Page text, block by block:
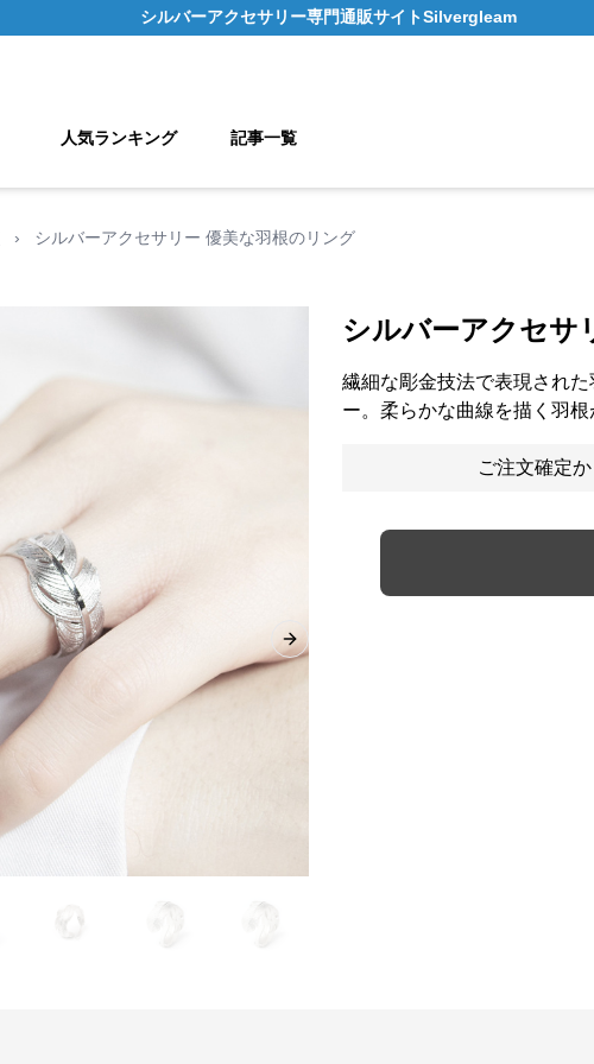
シルバーアクセサリー専門通販サイトSilvergleam
人気ランキング 記事一覧
› シルバーアクセサリー 優美な羽根のリング
Next slide
シルバーアクセサ
繊細な彫金技法で表現され
ー。柔らかな曲線を描く羽
ご注文確定